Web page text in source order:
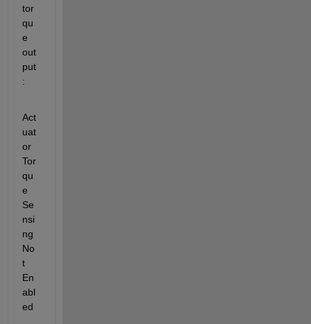
tor
qu
e
out
put
:
Act
uat
or
Tor
qu
e
Se
nsi
ng
No
t
En
abl
ed